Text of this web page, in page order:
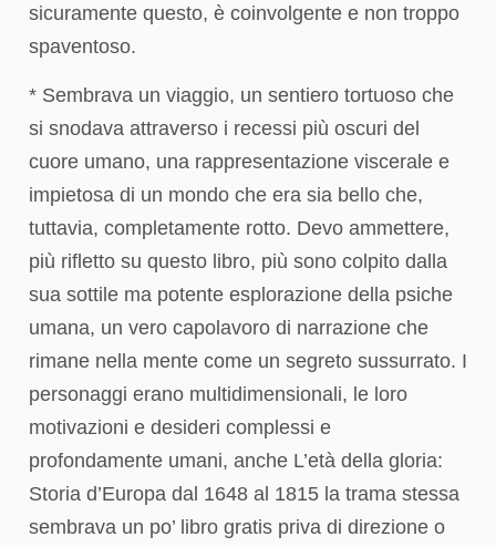
sicuramente questo, è coinvolgente e non troppo
spaventoso.
* Sembrava un viaggio, un sentiero tortuoso che
si snodava attraverso i recessi più oscuri del
cuore umano, una rappresentazione viscerale e
impietosa di un mondo che era sia bello che,
tuttavia, completamente rotto. Devo ammettere,
più rifletto su questo libro, più sono colpito dalla
sua sottile ma potente esplorazione della psiche
umana, un vero capolavoro di narrazione che
rimane nella mente come un segreto sussurrato. I
personaggi erano multidimensionali, le loro
motivazioni e desideri complessi e
profondamente umani, anche L’età della gloria:
Storia d’Europa dal 1648 al 1815 la trama stessa
sembrava un po’ libro gratis priva di direzione o